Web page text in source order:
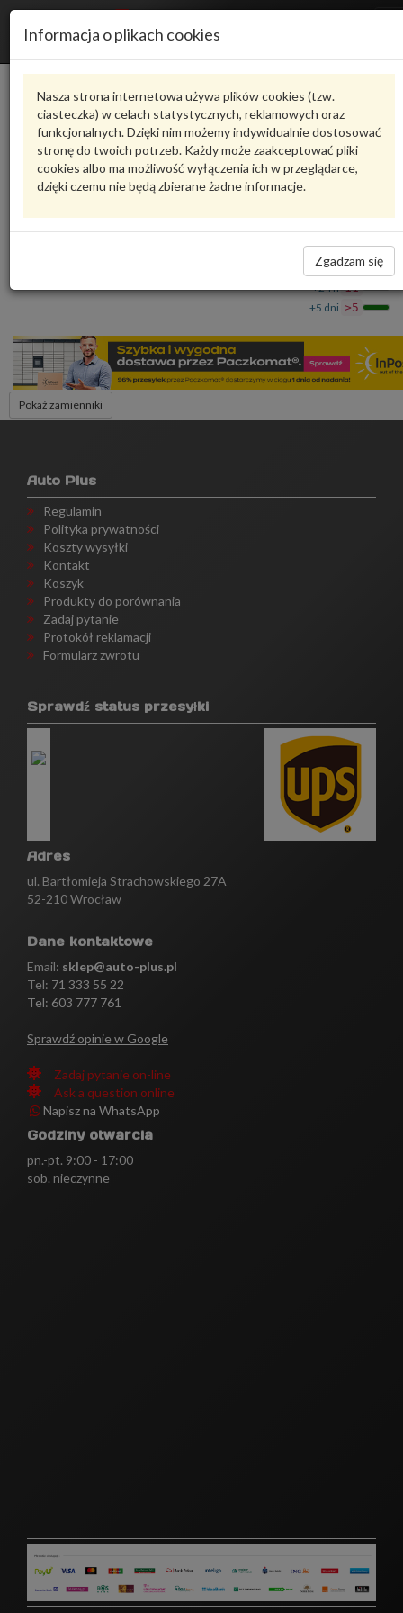
Informacja o plikach cookies
Nasza strona internetowa używa plików cookies (tzw.
ciasteczka) w celach statystycznych, reklamowych oraz
funkcjonalnych. Dzięki nim możemy indywidualnie dostosować
stronę do twoich potrzeb. Każdy może zaakceptować pliki
cookies albo ma możliwość wyłączenia ich w przeglądarce,
dzięki czemu nie będą zbierane żadne informacje.
Zgadzam się
Karta produktu
6U0084300MVAG
VAG - produkt oryginalny VW AUDI SEAT SKODA
Czapka baseball 130 Years 6U0084300M VAG
77,00 zł
Dostępność
Wrocław 0
+24 h 11
+5 dni >5
Pokaż zamienniki
Auto Plus
Regulamin
Polityka prywatności
Koszty wysyłki
Kontakt
Koszyk
Produkty do porównania
Zadaj pytanie
Protokół reklamacji
Formularz zwrotu
Sprawdź status przesyłki
Adres
ul. Bartłomieja Strachowskiego 27A
52-210 Wrocław
Dane kontaktowe
Email: sklep@auto-plus.pl
Tel: 71 333 55 22
Tel: 603 777 761
Sprawdź opinie w Google
Zadaj pytanie on-line
Ask a question online
Napisz na WhatsApp
Godziny otwarcia
pn.-pt. 9:00 - 17:00
sob. nieczynne